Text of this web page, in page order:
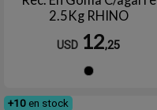
2.5Kg RHINO
USD 12,25
+10 en stock